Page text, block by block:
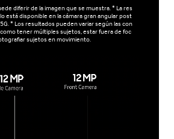
diferir de la imagen que se muestra. * La res
está disponible en la cámara gran angular post
* Los resultados pueden variar según las con
tener múltiples sujetos, estar fuera de foc
sujetos en movimiento.